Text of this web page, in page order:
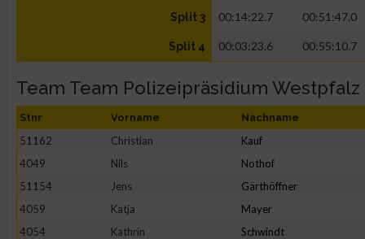
Split 3 00:14:22.7 00:51:47.0
Split 4 00:03:23.6 00:55:10.7
Team Team Polizeipräsidium
Stnr Vorname Nachname
51162 Christian Kauf
4049
Nils Nothof
51154
Jens Gärthöffner
4059
Katja Mayer
4054
Kathrin Schwindt